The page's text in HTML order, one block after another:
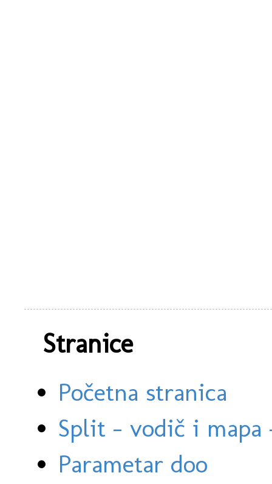
Stranice
Početna stranica
Split - vodič i
Parametar doo